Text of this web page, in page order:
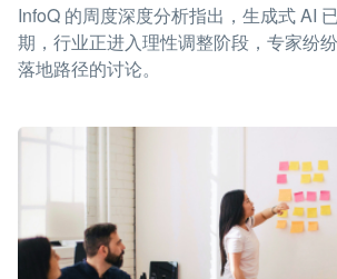
InfoQ 的周度深度分析指出，生成式 AI
期，行业正进入理性调整阶段，专家纷
落地路径的讨论。